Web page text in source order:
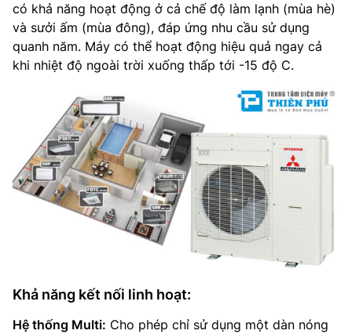
có khả năng hoạt động ở cả chế độ làm lạnh (mùa hè)
và sưởi ấm (mùa đông), đáp ứng nhu cầu sử dụng
quanh năm. Máy có thể hoạt động hiệu quả ngay cả
khi nhiệt độ ngoài trời xuống thấp tới -15 độ C.
Khả năng kết nối linh hoạt:
Hệ thống Multi: Cho phép chỉ sử dụng một dàn nóng